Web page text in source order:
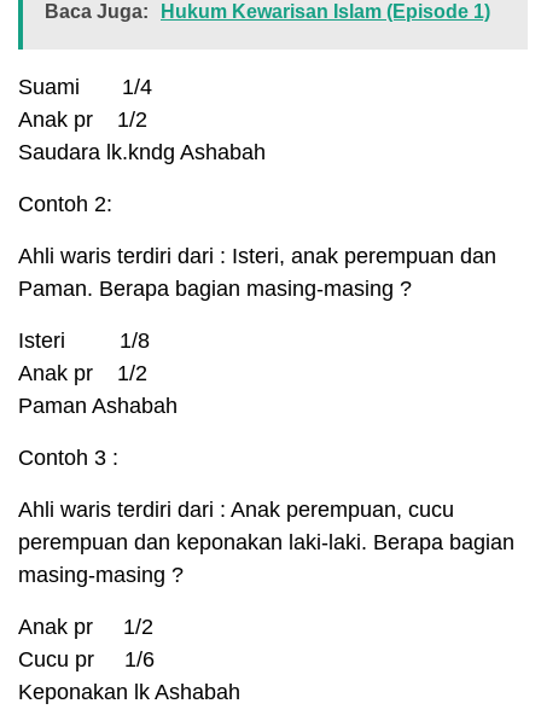
Baca Juga: Hukum Kewarisan Islam (Episode 1)
Suami 1/4
Anak pr 1/2
Saudara lk.kndg Ashabah
Contoh 2:
Ahli waris terdiri dari : Isteri, anak perempuan dan
Paman. Berapa bagian masing-masing ?
Isteri 1/8
Anak pr 1/2
Paman Ashabah
Contoh 3 :
Ahli waris terdiri dari : Anak perempuan, cucu
perempuan dan keponakan laki-laki. Berapa bagian
masing-masing ?
Anak pr 1/2
Cucu pr 1/6
Keponakan lk Ashabah